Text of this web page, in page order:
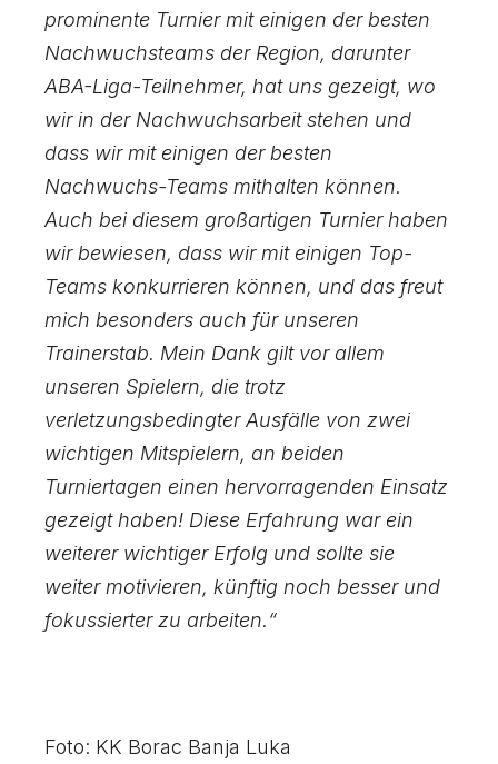
prominente Turnier mit einigen der besten
Nachwuchsteams der Region, darunter
ABA-Liga-Teilnehmer, hat uns gezeigt, wo
wir in der Nachwuchsarbeit stehen und
dass wir mit einigen der besten
Nachwuchs-Teams mithalten können.
Auch bei diesem großartigen Turnier haben
wir bewiesen, dass wir mit einigen Top-
Teams konkurrieren können, und das freut
mich besonders auch für unseren
Trainerstab. Mein Dank gilt vor allem
unseren Spielern, die trotz
verletzungsbedingter Ausfälle von zwei
wichtigen Mitspielern, an beiden
Turniertagen einen hervorragenden Einsatz
gezeigt haben! Diese Erfahrung war ein
weiterer wichtiger Erfolg und sollte sie
weiter motivieren, künftig noch besser und
fokussierter zu arbeiten.“
Foto: KK Borac Banja Luka